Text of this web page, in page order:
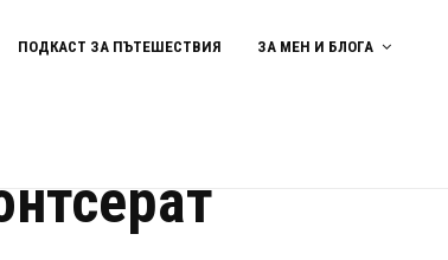
ПОДКАСТ ЗА ПЪТЕШЕСТВИЯ ЗА МЕН И БЛОГА